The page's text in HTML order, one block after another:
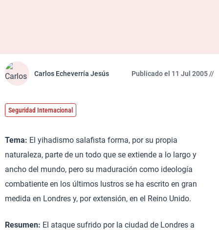
Carlos Echeverría Jesús Publicado el 11 Jul 2005 //
Seguridad Internacional
Tema: El yihadismo salafista forma, por su propia
naturaleza, parte de un todo que se extiende a lo largo y
ancho del mundo, pero su maduración como ideología
combatiente en los últimos lustros se ha escrito en gran
medida en Londres y, por extensión, en el Reino Unido.
Resumen: El ataque sufrido por la ciudad de Londres a